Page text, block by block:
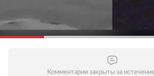
Комментарии закрыты за